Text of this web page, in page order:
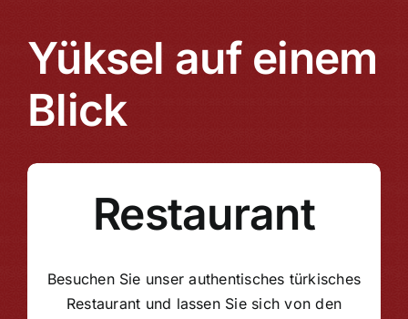
Yüksel auf einem
Blick
Restaurant
Besuchen Sie unser authentisches türkisches
Restaurant und lassen Sie sich von den